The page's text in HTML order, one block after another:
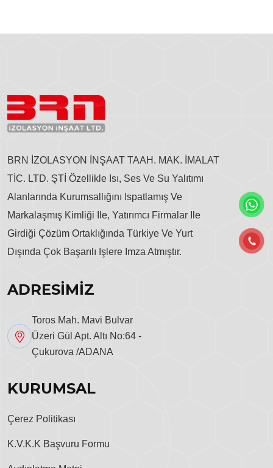
BRN İZOLASYON İNŞAAT TAAH. MAK. İMALAT
TİC. LTD. ŞTİ Özellikle Isı, Ses Ve Su Yalıtımı
Alanlarında Kurumsallığını Ispatlamış Ve
Markalaşmış Kimliği Ile, Yatırımcı Firmalar Ile
Girdiği Çözüm Ortaklığında Türkiye Ve Yurt
Dışında Çok Başarılı Işlere Imza Atmıştır.
ADRESİMİZ
Toros Mah. Mavi Bulvar
Üzeri Gül Apt. Altı No:64 -
Çukurova /ADANA
KURUMSAL
Çerez Politikası
K.V.K.K Başvuru Formu